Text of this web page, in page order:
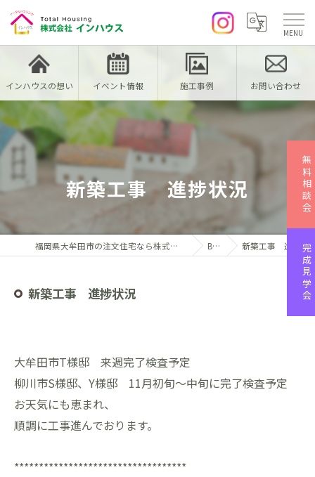
インハウスの想い イベント情報 施工事例 お問い合わせ
新築工事 進捗状況
福岡県大牟田市の注文住宅なら株式会社インハウス Blog 新築工事 進捗状況
新築工事 進捗状況
大牟田市T様邸 来週完了検査予定
柳川市S様邸、Y様邸 11月初旬～中旬に完了検査予定
お天気にも恵まれ、
順調に工事進んでおります。
***********************************
無料相談会
完成見学会